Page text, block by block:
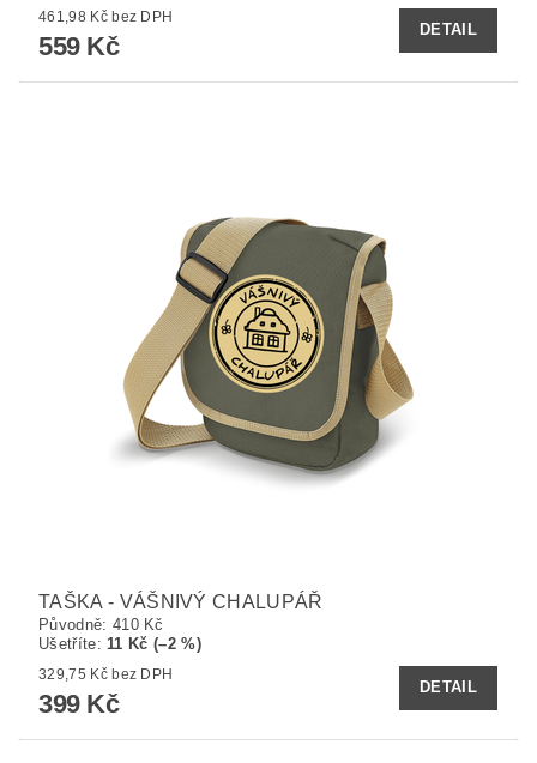
461,98 Kč bez DPH
559 Kč
DETAIL
TAŠKA - VÁŠNIVÝ CHALUPÁŘ
Původně: 410 Kč
Ušetříte: 11 Kč (–2 %)
329,75 Kč bez DPH
399 Kč
DETAIL